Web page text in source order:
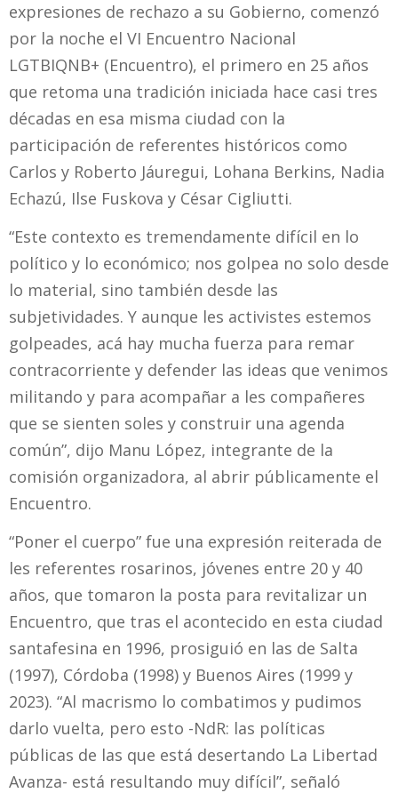
expresiones de rechazo a su Gobierno, comenzó
por la noche el VI Encuentro Nacional
LGTBIQNB+ (Encuentro), el primero en 25 años
que retoma una tradición iniciada hace casi tres
décadas en esa misma ciudad con la
participación de referentes históricos como
Carlos y Roberto Jáuregui, Lohana Berkins, Nadia
Echazú, Ilse Fuskova y César Cigliutti.
“Este contexto es tremendamente difícil en lo
político y lo económico; nos golpea no solo desde
lo material, sino también desde las
subjetividades. Y aunque les activistes estemos
golpeades, acá hay mucha fuerza para remar
contracorriente y defender las ideas que venimos
militando y para acompañar a les compañeres
que se sienten soles y construir una agenda
común”, dijo Manu López, integrante de la
comisión organizadora, al abrir públicamente el
Encuentro.
“Poner el cuerpo” fue una expresión reiterada de
les referentes rosarinos, jóvenes entre 20 y 40
años, que tomaron la posta para revitalizar un
Encuentro, que tras el acontecido en esta ciudad
santafesina en 1996, prosiguió en las de Salta
(1997), Córdoba (1998) y Buenos Aires (1999 y
2023). “Al macrismo lo combatimos y pudimos
darlo vuelta, pero esto -NdR: las políticas
públicas de las que está desertando La Libertad
Avanza- está resultando muy difícil”, señaló